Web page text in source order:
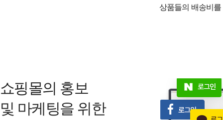
상품들의 배송비를
쇼핑몰의 홍보
및 마케팅을 위한